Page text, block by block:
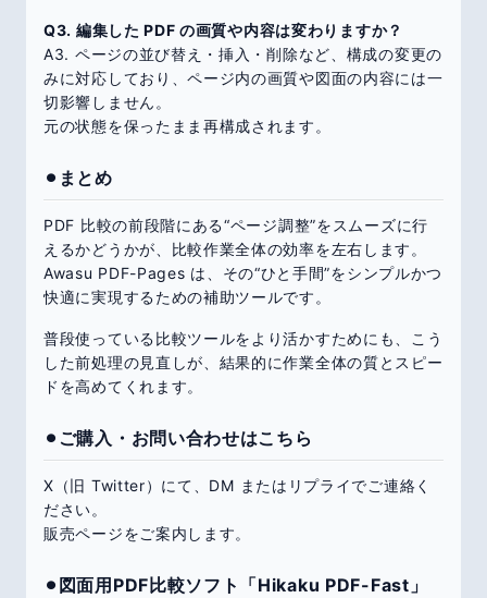
Q3. 編集した PDF の画質や内容は変わりますか？
A3. ページの並び替え・挿入・削除など、構成の変更の
みに対応しており、ページ内の画質や図面の内容には一
切影響しません。
元の状態を保ったまま再構成されます。
⚫︎まとめ
PDF 比較の前段階にある“ページ調整”をスムーズに行
えるかどうかが、比較作業全体の効率を左右します。
Awasu PDF-Pages は、その“ひと手間”をシンプルかつ
快適に実現するための補助ツールです。
普段使っている比較ツールをより活かすためにも、こう
した前処理の見直しが、結果的に作業全体の質とスピー
ドを高めてくれます。
⚫︎ご購入・お問い合わせはこちら
X（旧 Twitter）にて、DM またはリプライでご連絡く
ださい。
販売ページをご案内します。
⚫︎図面用PDF比較ソフト「Hikaku PDF-Fast」